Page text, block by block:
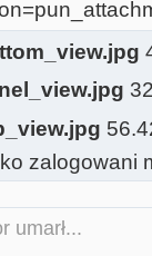
zalogowani
umarł...